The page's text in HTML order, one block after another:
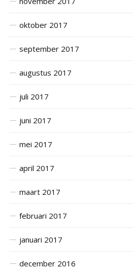
oktober 2017
september 2017
augustus 2017
juli 2017
juni 2017
mei 2017
april 2017
maart 2017
februari 2017
januari 2017
december 2016